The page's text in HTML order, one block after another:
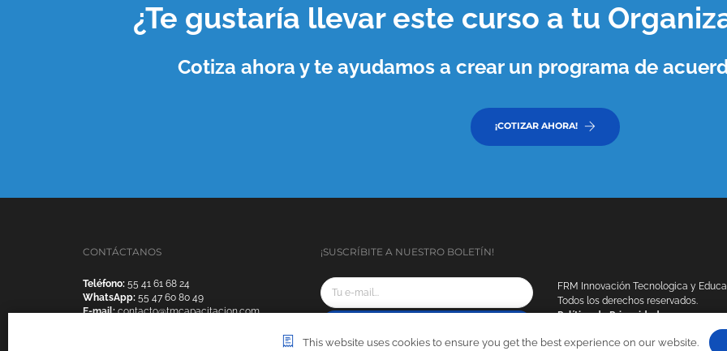
¿Te gustaría llevar este curso a tu
Cotiza ahora y te ayudamos a crear un programa de
¡COTIZAR AHORA!
CONTÁCTANOS
Teléfono: 55 41 61 68 24
WhatsApp: 55 47 60 80 49
E-mail:contacto@tmcapacitacion.com
¡SUSCRÍBITE A NUESTRO BOLETÍN!
FRM Innovación Tecnologica y
Todos los derechos reservados.
Política de Privacidad
This website uses cookies to ensure you get the best experience on our website.